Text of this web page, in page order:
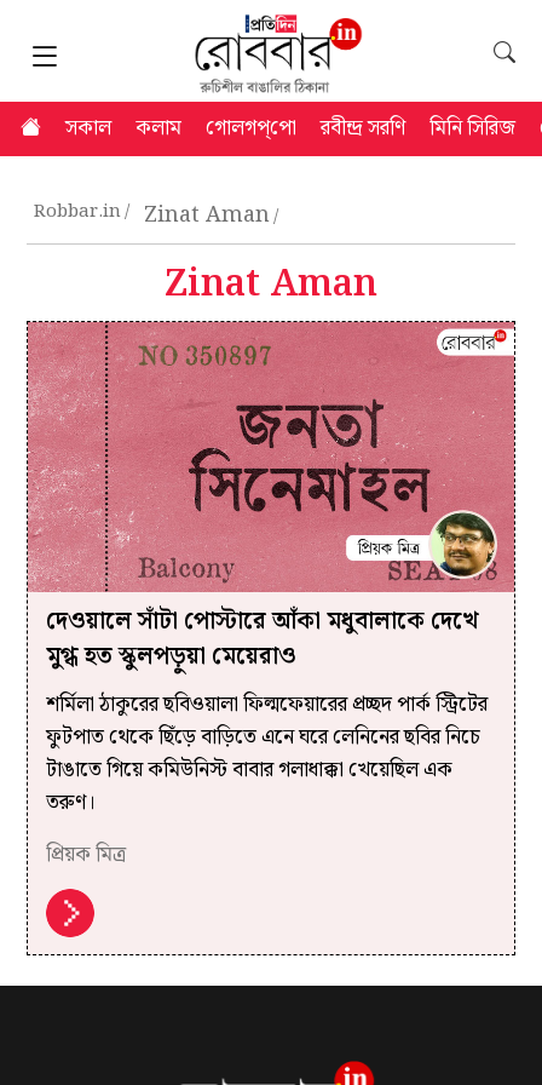
সকাল কলাম গোলগপ্‌পো রবীন্দ্র সরণি মিনি সিরিজ
Robbar.in Zinat Aman
Zinat Aman
দেওয়ালে সাঁটা পোস্টারে আঁকা মধুবালাকে দেখে
মুগ্ধ হত স্কুলপড়ুয়া মেয়েরাও
শর্মিলা ঠাকুরের ছবিওয়ালা ফিল্মফেয়ারের প্রচ্ছদ পার্ক স্ট্রিটের
ফুটপাত থেকে ছিঁড়ে বাড়িতে এনে ঘরে লেনিনের ছবির নিচে
টাঙাতে গিয়ে কমিউনিস্ট বাবার গলাধাক্কা খেয়েছিল এক
তরুণ।
প্রিয়ক মিত্র